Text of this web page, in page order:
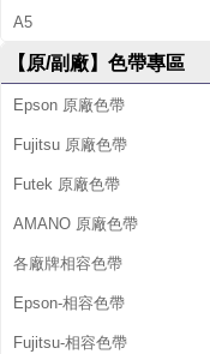
連
續
供
墨
印
表
機
A5
【原/副廠】色帶專區
Epson 原廠色帶
Fujitsu 原廠色帶
Futek 原廠色帶
AMANO 原廠色帶
各廠牌相容色帶
Epson-相容色帶
Fujitsu-相容色帶